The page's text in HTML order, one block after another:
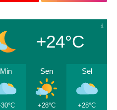
+24°C
Min Sen
+28°C
Sel
+28°C